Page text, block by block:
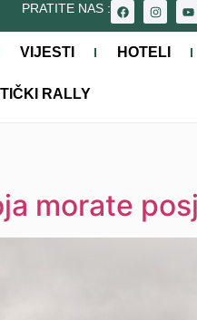
PRATITE NAS :
VIJESTI HOTELI
RALLY
morate